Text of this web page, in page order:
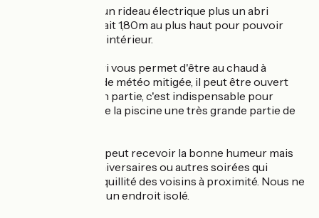
Nous possédons un rideau électrique plus un abri
télescopique qui fait 1,80m au plus haut pour pouvoir
rentrer debout à l'intérieur.
L'avantage de l'abri vous permet d'être au chaud à
l'intérieur en cas de météo mitigée, il peut être ouvert
entièrement ou en partie, c'est indispensable pour
pouvoir profiter de la piscine une très grande partie de
Attention: Ce lieu peut recevoir la bonne humeur mais
pas les fêtes d'anniversaires ou autres soirées qui
nuiraient à la tranquillité des voisins à proximité. Nous ne
sommes pas dans un endroit isolé.